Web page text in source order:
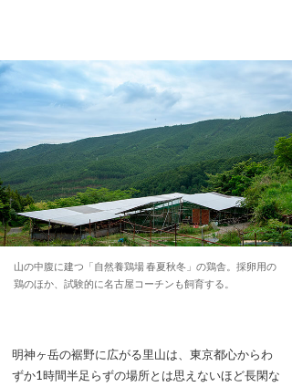
山の中腹に建つ「自然養鶏場 春夏秋冬」の鶏舎。採卵用の
鶏のほか、試験的に名古屋コーチンも飼育する。
明神ヶ岳の裾野に広がる里山は、東京都心からわ
ずか1時間半足らずの場所とは思えないほど長閑な